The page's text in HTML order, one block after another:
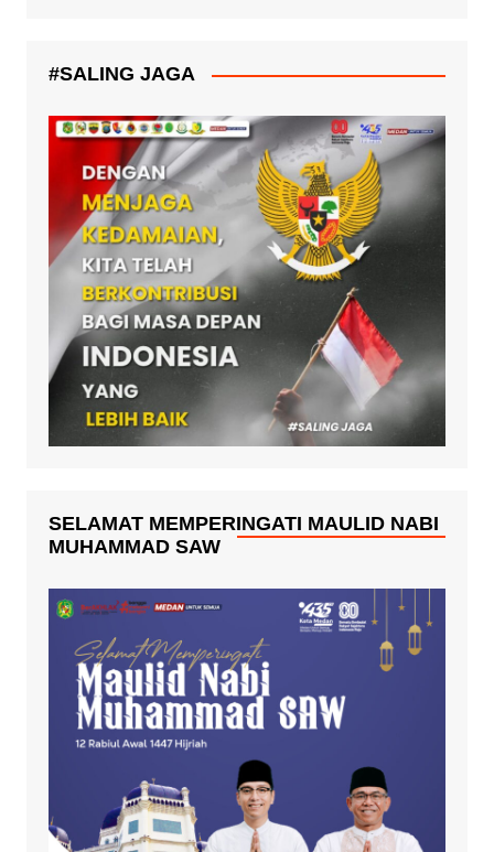
#SALING JAGA
SELAMAT MEMPERINGATI MAULID NABI
MUHAMMAD SAW